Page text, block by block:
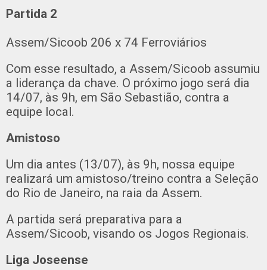
Partida 2
Assem/Sicoob 206 x 74 Ferroviários
Com esse resultado, a Assem/Sicoob assumiu
a liderança da chave. O próximo jogo será dia
14/07, às 9h, em São Sebastião, contra a
equipe local.
Amistoso
Um dia antes (13/07), às 9h, nossa equipe
realizará um amistoso/treino contra a Seleção
do Rio de Janeiro, na raia da Assem.
A partida será preparativa para a
Assem/Sicoob, visando os Jogos Regionais.
Liga Joseense